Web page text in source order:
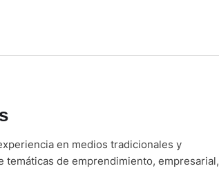
en medios tradicionales y
de emprendimiento, empresarial,